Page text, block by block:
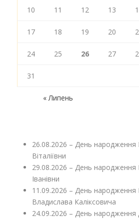
10 11 12 13
17 18 19 20
24 25 26 27
31
« Липень
26.08.2026 – День народження
Віталіївни
29.08.2026 – День народження
Іванівни
11.09.2026 – День народження
Владислава Каліксовича
24.09.2026 – День народження